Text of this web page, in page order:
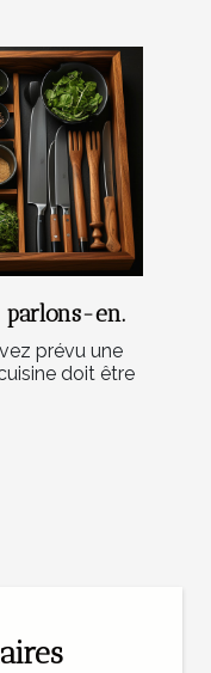
parlons-en.
prévu une
doit être